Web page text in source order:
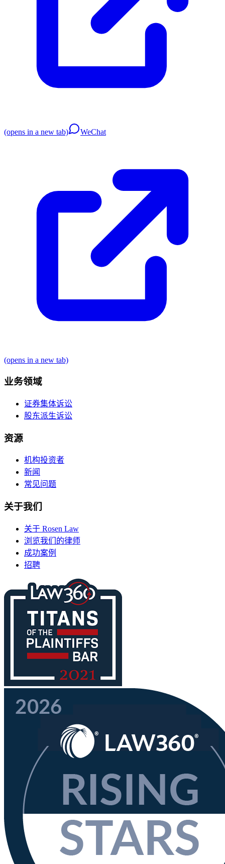
(opens in a new tab) WeChat
(opens in a new tab)
业务领域
证券集体诉讼
股东派生诉讼
资源
机构投资者
新闻
常见问题
关于我们
关于 Rosen Law
浏览我们的律师
成功案例
招聘